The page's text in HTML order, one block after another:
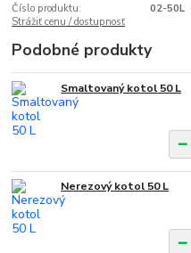
Číslo produktu:
02-50L
Strážiť cenu / dostupnosť
Podobné produkty
Smaltovaný kotol 50 L
Nerezový kotol 50 L